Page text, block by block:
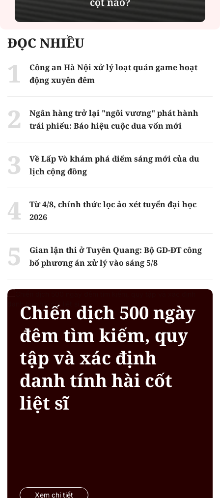
ĐỌC NHIỀU
Công an Hà Nội xử lý loạt quán game hoạt
động xuyên đêm
Ngân hàng trở lại "ngôi vương" phát hành
trái phiếu: Báo hiệu cuộc đua vốn mới
Về Lấp Vò khám phá điểm sáng mới của du
lịch cộng đồng
Từ 4/8, chính thức lọc ảo xét tuyển đại học
2026
Gian lận thi ở Tuyên Quang: Bộ GD-ĐT công
bố phương án xử lý vào sáng 5/8
Chiến dịch 500 ngày
đêm tìm kiếm, quy
tập và xác định
danh tính hài cốt
liệt sĩ
Xem chi tiết